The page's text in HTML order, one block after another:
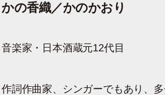
かの香織／かのかおり
音楽家・日本酒蔵元12代目
作詞作曲家、シンガーでもあり、